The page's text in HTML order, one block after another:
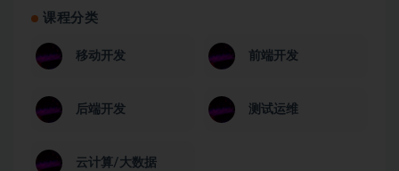
课程分类
移动开发 前端开发
后端开发 测试运维
云计算/大数据